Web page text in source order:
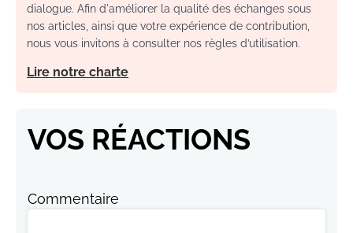
dialogue. Afin d'améliorer la qualité des échanges sous
nos articles, ainsi que votre expérience de contribution,
nous vous invitons à consulter nos règles d’utilisation.
Lire notre charte
VOS RÉACTIONS
Commentaire